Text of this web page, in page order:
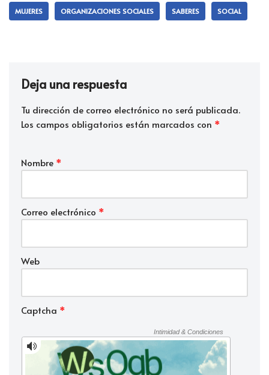
MUJERES ORGANIZACIONES SOCIALES SABERES SOCIAL
Deja una respuesta
Tu dirección de correo electrónico no será publicada.
Los campos obligatorios están marcados con *
Nombre *
Correo electrónico *
Web
Captcha *